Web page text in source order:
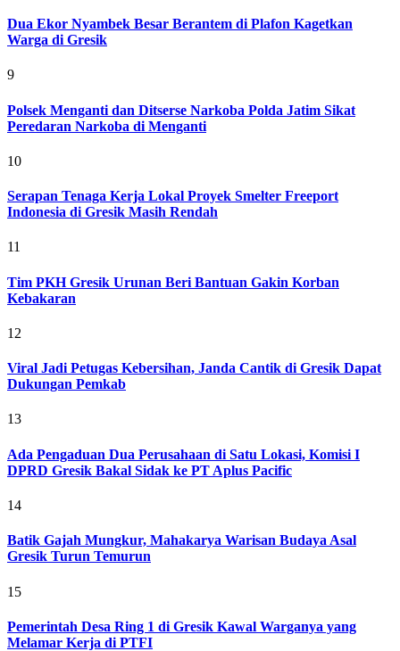
Dua Ekor Nyambek Besar Berantem di Plafon Kagetkan
Warga di Gresik
9
Polsek Menganti dan Ditserse Narkoba Polda Jatim Sikat
Peredaran Narkoba di Menganti
10
Serapan Tenaga Kerja Lokal Proyek Smelter Freeport
Indonesia di Gresik Masih Rendah
11
Tim PKH Gresik Urunan Beri Bantuan Gakin Korban
Kebakaran
12
Viral Jadi Petugas Kebersihan, Janda Cantik di Gresik Dapat
Dukungan Pemkab
13
Ada Pengaduan Dua Perusahaan di Satu Lokasi, Komisi I
DPRD Gresik Bakal Sidak ke PT Aplus Pacific
14
Batik Gajah Mungkur, Mahakarya Warisan Budaya Asal
Gresik Turun Temurun
15
Pemerintah Desa Ring 1 di Gresik Kawal Warganya yang
Melamar Kerja di PTFI